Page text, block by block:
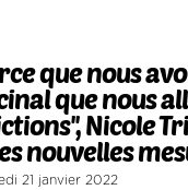
que nous
que nous
Nicole
nouvelles
21 janvier 2022